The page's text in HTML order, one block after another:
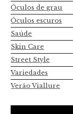
Óculos de grau
Óculos escuros
Saúde
Skin Care
Street Style
Variedades
Verão Viallure